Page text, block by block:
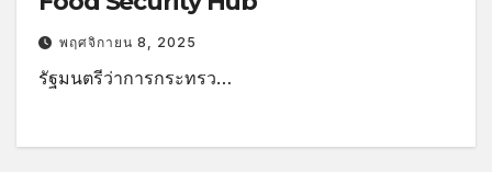
พฤศจิกายน 8, 2025
รัฐมนตรีว่าการกระทรว…